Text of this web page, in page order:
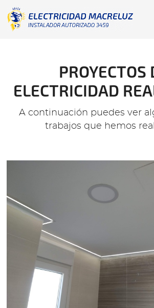
PROYECTOS
ELECTRICIDAD
A continuación puedes ver
trabajos que hemos